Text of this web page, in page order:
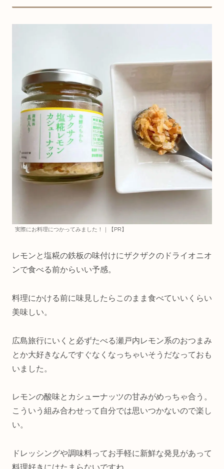
実際にお料理につかってみました！｜【PR】
レモンと塩糀の鉄板の味付けにザクザクのドライオニオ
ンで食べる前からいい予感。
料理にかける前に味見したらこのまま食べていいくらい
美味しい。
広島旅行にいくと必ずたべる瀬戸内レモン系のおつまみ
とか大好きなんですぐなくなっちゃいそうだなっておも
いました。
レモンの酸味とカシューナッツの甘みがめっちゃ合う。
こういう組み合わせって自分では思いつかないので楽し
い。
ドレッシングや調味料ってお手軽に新鮮な発見があって